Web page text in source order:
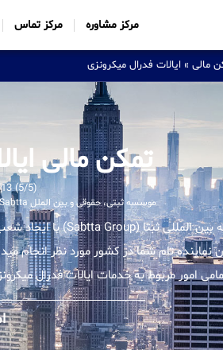
مرکز مشاوره مرکز تماس
مالی » ایالات فدرال میکرونزی
تمکن مالی
(5/5) 1513 امتیاز
موسسه ثبتی، حقوقی و بین الملل Sabtta
نماینده تام شما در کشور مورد نظر انجام
امور مربوط به خدمات ایالات فدرال